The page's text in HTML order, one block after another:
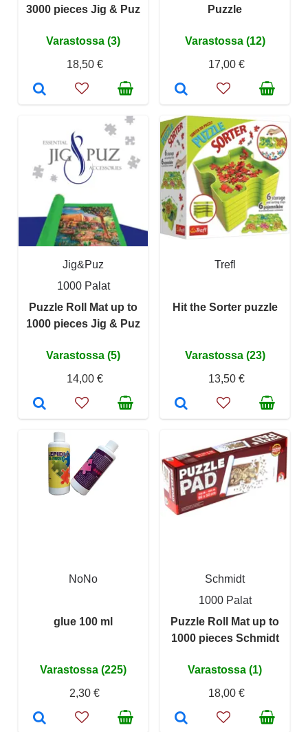
3000 pieces Jig & Puz
Varastossa (3)
18,50 €
Puzzle
Varastossa (12)
17,00 €
Jig&Puz
1000 Palat
Puzzle Roll Mat up to
1000 pieces Jig & Puz
Varastossa (5)
14,00 €
Trefl
Hit the Sorter puzzle
Varastossa (23)
13,50 €
NoNo
glue 100 ml
Varastossa (225)
2,30 €
Schmidt
1000 Palat
Puzzle Roll Mat up to
1000 pieces Schmidt
Varastossa (1)
18,00 €